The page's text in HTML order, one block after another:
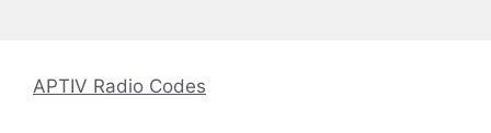
APTIV Radio Codes